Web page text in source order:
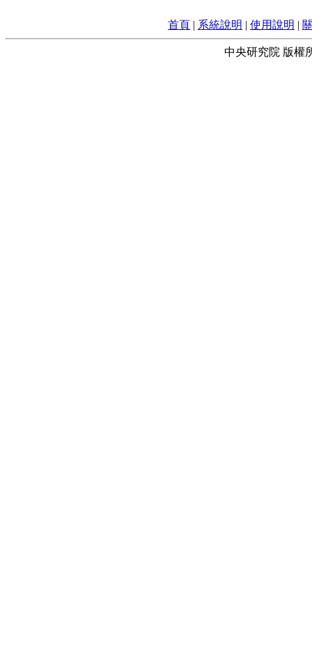
首頁 | 系統說明 | 使用說明 |
中央研究院 版權